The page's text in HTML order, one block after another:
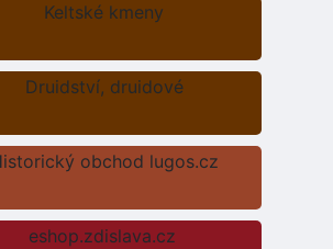
Keltské kmeny
Druidství, druidové
obchod lugos.cz
eshop.zdislava.cz